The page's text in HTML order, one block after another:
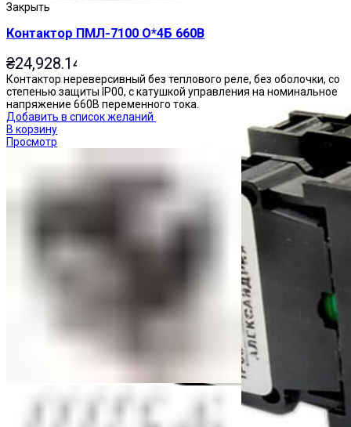
Закрыть
Контактор ПМЛ-7100 О*4Б 660В
₴24,928.14
Контактор нереверсивный без теплового реле, без оболочки, со
степенью защиты IP00, с катушкой управления на номинальное
напряжение 660В переменного тока.
Добавить в список желаний
В корзину
Просмотр